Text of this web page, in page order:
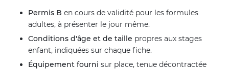
Permis B en cours de validité pour les formules
adultes, à présenter le jour même.
Conditions d'âge et de taille propres aux stages
enfant, indiquées sur chaque fiche.
Équipement fourni sur place, tenue décontractée